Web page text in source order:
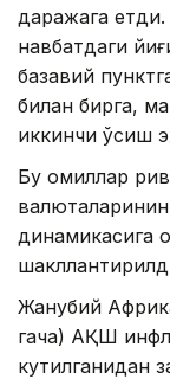
даражага
навбатдаги
базавий
билан бирга,
иккинчи ўсиш
Бу омиллар
динамикасига
Жанубий
гача) АҚШ
кутилганидан